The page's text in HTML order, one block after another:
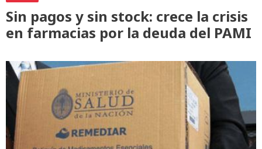
Sin pagos y sin stock: crece la crisis
en farmacias por la deuda del PAMI